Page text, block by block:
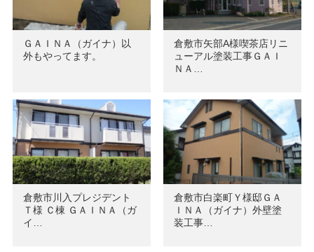
ＧＡＩＮＡ（ガイナ）以
外もやってます。
倉敷市矢部A様喫茶店リニ
ューアル塗装工事ＧＡＩ
ＮＡ…
倉敷市川入プレジデント
Ｔ様 Ｃ棟 ＧＡＩＮＡ（ガ
イ…
倉敷市白楽町Ｙ様邸ＧＡ
ＩＮＡ（ガイナ）外壁塗
装工事…